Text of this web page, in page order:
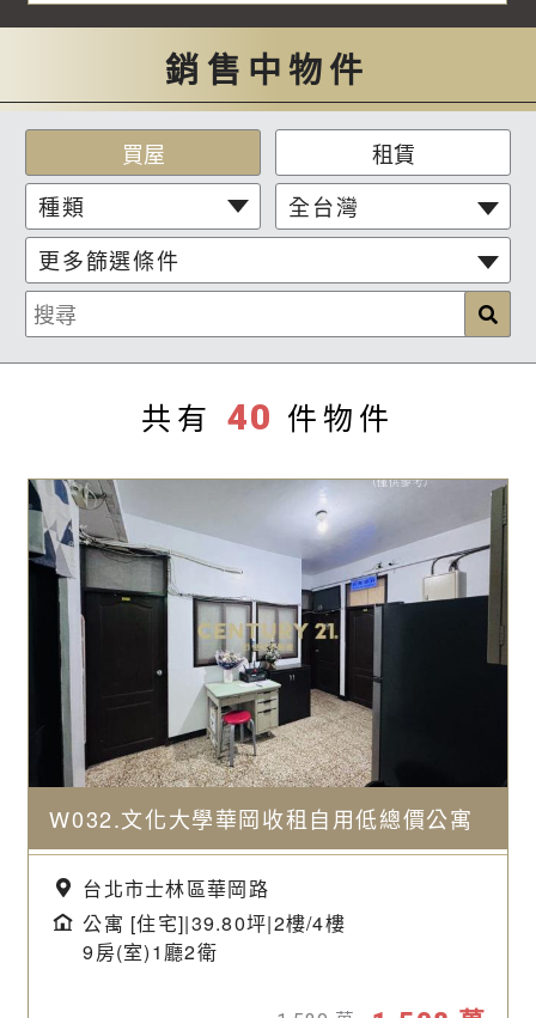
銷售中物件
買屋
租賃
種類
全台灣
更多篩選條件
共有 40 件物件
W032.文化大學華岡收租自用低總價公寓
台北市士林區華岡路
公寓 [住宅]|39.80坪|2樓/4樓
9房(室)1廳2衛